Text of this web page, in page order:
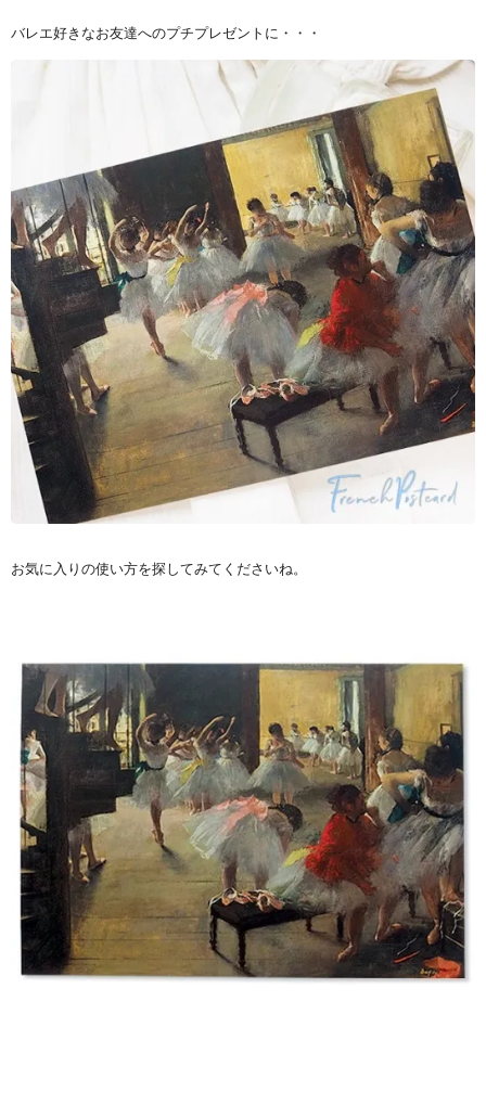
バレエ好きなお友達へのプチプレゼントに・・・
お気に入りの使い方を探してみてくださいね。